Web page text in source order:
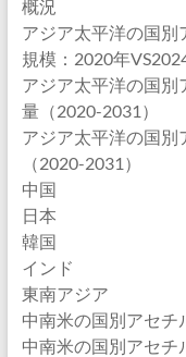
概況
アジア太平洋の国別
規模：2020年
アジア太平洋の国別
量（2020-2031）
アジア太平洋の国別
（2020-2031）
中国
日本
韓国
インド
東南アジア
中南米の国別アセチ
中南米の国別アセチ